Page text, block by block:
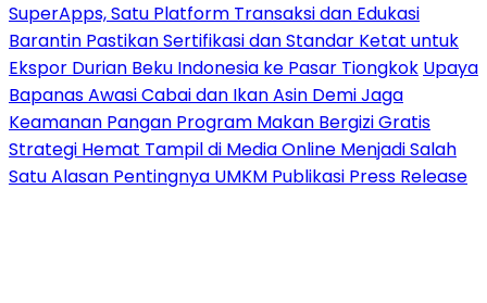
SuperApps, Satu Platform Transaksi dan Edukasi
Barantin Pastikan Sertifikasi dan Standar Ketat untuk
Ekspor Durian Beku Indonesia ke Pasar Tiongkok Upaya
Bapanas Awasi Cabai dan Ikan Asin Demi Jaga
Keamanan Pangan Program Makan Bergizi Gratis
Strategi Hemat Tampil di Media Online Menjadi Salah
Satu Alasan Pentingnya UMKM Publikasi Press Release